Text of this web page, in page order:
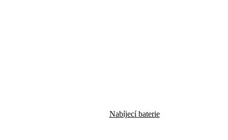
Nabíjecí baterie